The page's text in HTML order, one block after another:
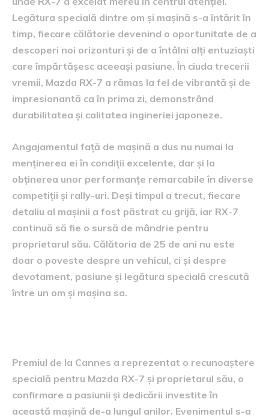
Legătura specială dintre om și mașină s-a întărit în
timp, fiecare călătorie devenind o oportunitate de a
descoperi noi orizonturi și de a întâlni alți entuziaști
care împărtășesc aceeași pasiune. În ciuda trecerii
vremii, Mazda RX-7 a rămas la fel de vibrantă și de
impresionantă ca în prima zi, demonstrând
durabilitatea și calitatea ingineriei japoneze.
Angajamentul față de mașină a dus nu numai la
menținerea ei în condiții excelente, dar și la
obținerea unor performanțe remarcabile în diverse
competiții și rally-uri. Deși timpul a trecut, fiecare
detaliu al mașinii a fost păstrat cu grijă, iar RX-7
continuă să fie o sursă de mândrie pentru
proprietarul său. Călătoria de 25 de ani nu este
doar o poveste despre un vehicul, ci și despre
devotament, pasiune și legătura specială crescută
între un om și mașina sa.
Premiul de la Cannes a reprezentat o recunoaștere
specială pentru Mazda RX-7 și proprietarul său, o
confirmare a pasiunii și dedicării investite în
această mașină de-a lungul anilor. Evenimentul s-a